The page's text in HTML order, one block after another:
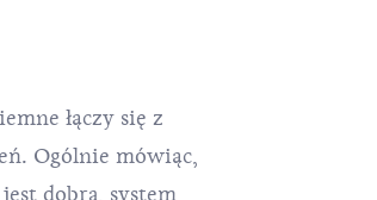
łączy się z
Ogólnie mówiąc,
dobra, system